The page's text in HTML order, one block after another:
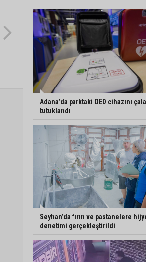
Adana’da parktaki OED cihazını
tutuklandı
Seyhan’da fırın ve pastanelere
denetimi gerçekleştirildi